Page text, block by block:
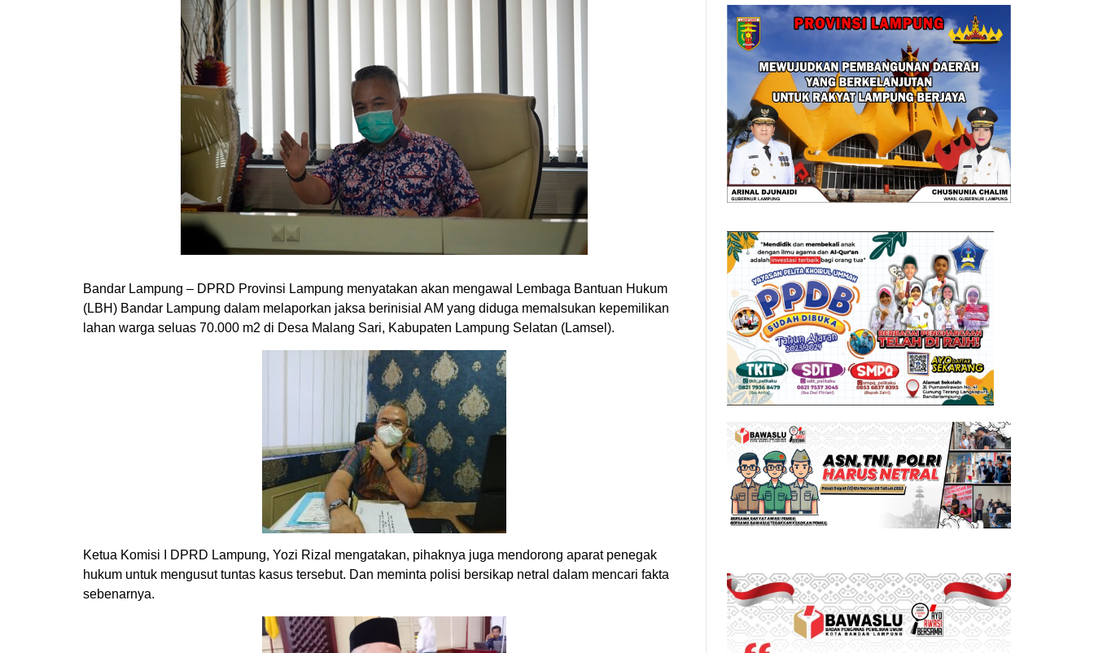
Bandar Lampung – DPRD Provinsi Lampung menyatakan akan mengawal Lembaga Bantuan Hukum
(LBH) Bandar Lampung dalam melaporkan jaksa berinisial AM yang diduga memalsukan kepemilikan
lahan warga seluas 70.000 m2 di Desa Malang Sari, Kabupaten Lampung Selatan (Lamsel).
Ketua Komisi I DPRD Lampung, Yozi Rizal mengatakan, pihaknya juga mendorong aparat penegak
hukum untuk mengusut tuntas kasus tersebut. Dan meminta polisi bersikap netral dalam mencari fakta
sebenarnya.